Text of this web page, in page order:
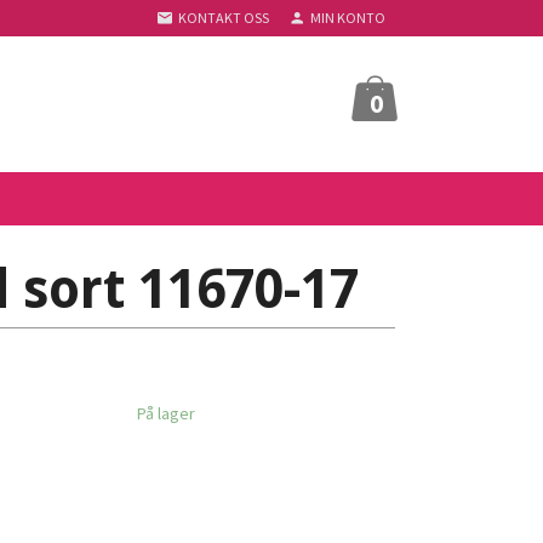
KONTAKT OSS MIN KONTO
0
sort 11670-17
På lager